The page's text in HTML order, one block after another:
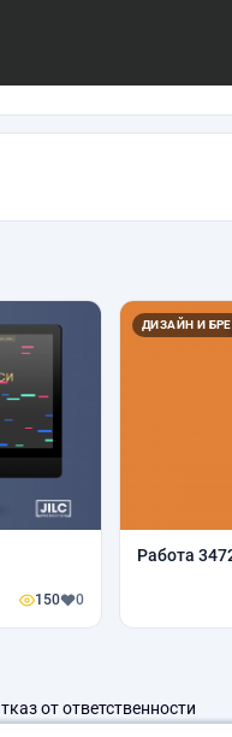
150 0
ДИЗАЙН И
Работа
от ответственности